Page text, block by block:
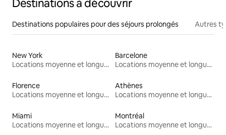
Destinations à découvrir
Destinations populaires pour des séjours prolongés Autres
New York
Locations moyenne et longue durée
Barcelone
Locations moyenne et longue durée
Florence
Locations moyenne et longue durée
Athènes
Locations moyenne et longue durée
Miami
Locations moyenne et longue durée
Montréal
Locations moyenne et longue durée